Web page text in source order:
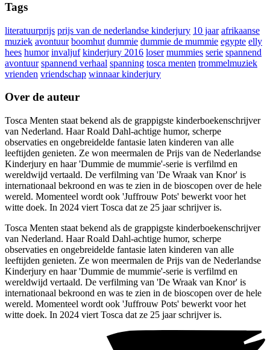
Tags
literatuurprijs prijs van de nederlandse kinderjury 10 jaar afrikaanse
muziek avontuur boomhut dummie dummie de mummie egypte elly
hees humor invaljuf kinderjury 2016 loser mummies serie spannend
avontuur spannend verhaal spanning tosca menten trommelmuziek
vrienden vriendschap winnaar kinderjury
Over de auteur
Tosca Menten staat bekend als de grappigste kinderboekenschrijver
van Nederland. Haar Roald Dahl-achtige humor, scherpe
observaties en ongebreidelde fantasie laten kinderen van alle
leeftijden genieten. Ze won meermalen de Prijs van de Nederlandse
Kinderjury en haar 'Dummie de mummie'-serie is verfilmd en
wereldwijd vertaald. De verfilming van 'De Wraak van Knor' is
internationaal bekroond en was te zien in de bioscopen over de hele
wereld. Momenteel wordt ook 'Juffrouw Pots' bewerkt voor het
witte doek. In 2024 viert Tosca dat ze 25 jaar schrijver is.
Tosca Menten staat bekend als de grappigste kinderboekenschrijver
van Nederland. Haar Roald Dahl-achtige humor, scherpe
observaties en ongebreidelde fantasie laten kinderen van alle
leeftijden genieten. Ze won meermalen de Prijs van de Nederlandse
Kinderjury en haar 'Dummie de mummie'-serie is verfilmd en
wereldwijd vertaald. De verfilming van 'De Wraak van Knor' is
internationaal bekroond en was te zien in de bioscopen over de hele
wereld. Momenteel wordt ook 'Juffrouw Pots' bewerkt voor het
witte doek. In 2024 viert Tosca dat ze 25 jaar schrijver is.